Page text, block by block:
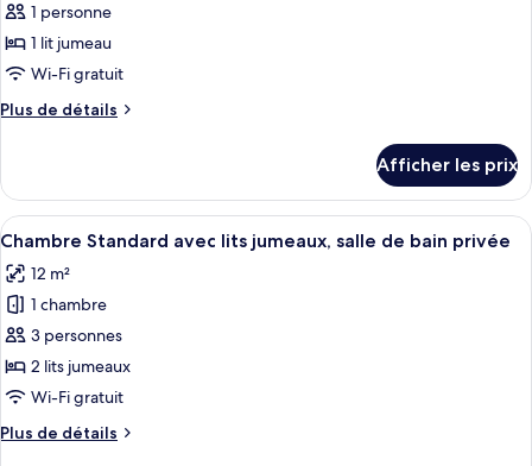
pour
ce
type
chambre :
économique,
salle
de
bains
commune
1 personne
1 lit jumeau
Wi-Fi gratuit
Plus de détails
Plus
Chambre
simple
économique,
de
bains
commune
Afficher les prix
Afficher
toutes
les
photos
pour
ce
type
chambre :
Un escalier avec une rampe en bois
4
Chambre Standard avec lits jumeaux, salle de bain privée
12 m²
1 chambre
3 personnes
2 lits jumeaux
Wi-Fi gratuit
Plus de détails
Plus